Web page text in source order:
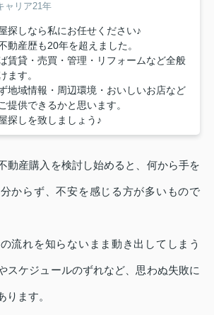
ャリア21年
探しなら私にお任せください♪
動産歴も20年を超えました。
賃貸・売買・管理・リフォームなど全般
ます。
地域情報・周辺環境・おいしいお店など
提供できるかと思います。
探しを致しましょう♪
動産購入を検討し始めると、何から手を
からず、不安を感じる方が多いもので
流れを知らないまま動き出してしまう
スケジュールのずれなど、思わぬ失敗に
ります。